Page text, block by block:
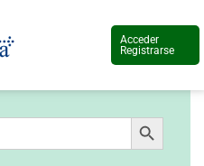
Acceder
Registrarse
Botón de búsqueda